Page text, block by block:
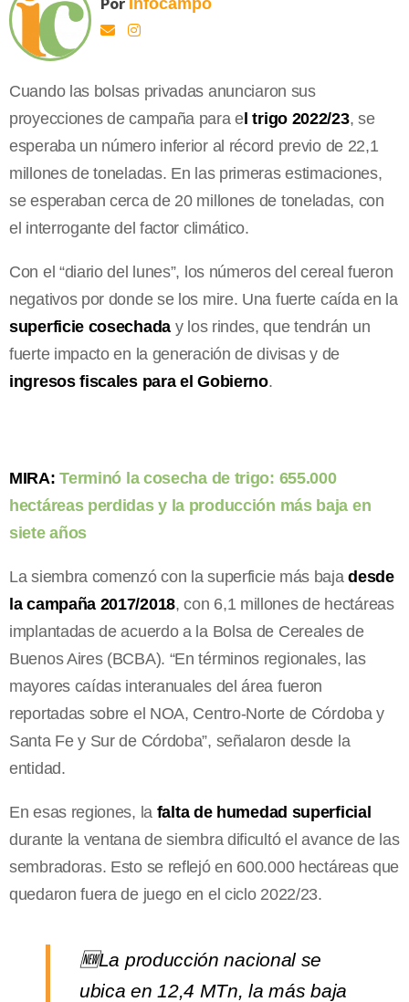
Cuando las bolsas privadas anunciaron sus
proyecciones de campaña para el trigo 2022/23, se
esperaba un número inferior al récord previo de 22,1
millones de toneladas. En las primeras estimaciones,
se esperaban cerca de 20 millones de toneladas, con
el interrogante del factor climático.
Con el “diario del lunes”, los números del cereal fueron
negativos por donde se los mire. Una fuerte caída en la
superficie cosechada y los rindes, que tendrán un
fuerte impacto en la generación de divisas y de
ingresos fiscales para el Gobierno.
MIRA:Terminó la cosecha de trigo: 655.000
hectáreas perdidas y la producción más baja en
siete años
La siembra comenzó con la superficie más baja desde
la campaña 2017/2018, con 6,1 millones de hectáreas
implantadas de acuerdo a la Bolsa de Cereales de
Buenos Aires (BCBA). “En términos regionales, las
mayores caídas interanuales del área fueron
reportadas sobre el NOA, Centro-Norte de Córdoba y
Santa Fe y Sur de Córdoba”, señalaron desde la
entidad.
En esas regiones, la falta de humedad superficial
durante la ventana de siembra dificultó el avance de las
sembradoras. Esto se reflejó en 600.000 hectáreas que
quedaron fuera de juego en el ciclo 2022/23.
🆕La producción nacional se
ubica en 12,4 MTn, la más baja